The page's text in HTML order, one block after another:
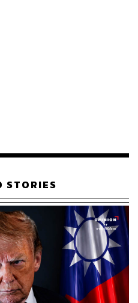
ะเพ็ชร
ธิการคัลเจอร์ สำนักข่าว THE
STORIES